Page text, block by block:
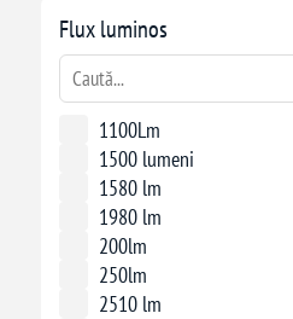
6500K
Alb natural
Flux luminos
1100Lm
1500 lumeni
1580 lm
1980 lm
200lm
250lm
2510 lm